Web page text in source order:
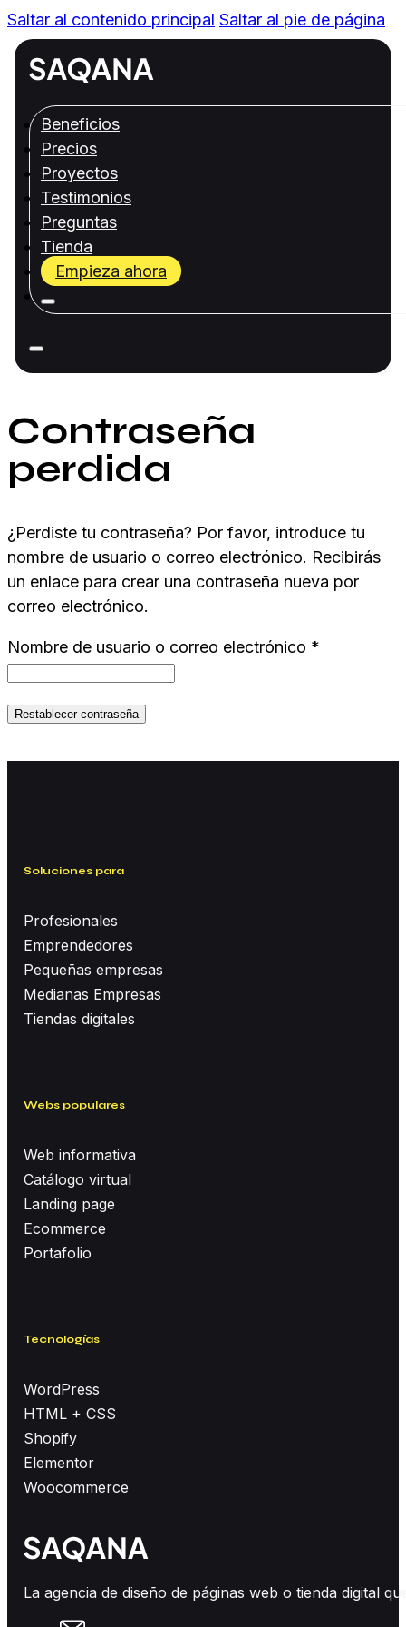
Saltar al contenido principal Saltar al pie de página
Beneficios
Precios
Proyectos
Testimonios
Preguntas
Tienda
Empieza ahora
Contraseña
perdida
¿Perdiste tu contraseña? Por favor, introduce tu
nombre de usuario o correo electrónico. Recibirás
un enlace para crear una contraseña nueva por
correo electrónico.
Nombre de usuario o correo electrónico *
Restablecer contraseña
La agencia de diseño de páginas web o tienda digital
Soluciones para
Profesionales
Emprendedores
Pequeñas empresas
Medianas Empresas
Tiendas digitales
Webs populares
Web informativa
Catálogo virtual
Landing page
Ecommerce
Portafolio
Tecnologías
WordPress
HTML + CSS
Shopify
Elementor
Woocommerce